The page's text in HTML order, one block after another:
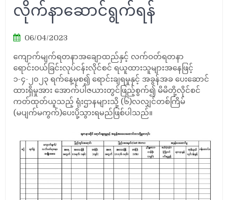
လိုက်နာဆောင်ရွက်ရန်
06/04/2023
ကျောက်မျက်ရတနာအချောထည်နှင့် လက်ဝတ်ရတနာ
ရောင်းဝယ်ခြင်းလုပ်ငန်းလိုင်စင် ရယူထားသူများအနေဖြင့်
၁-၄-၂၀၂၃ ရက်နေ့မှစ၍ ရောင်းချရမှုနှင့် အခွန်အခ ပေးဆောင်
ထားရှိမှုအား အောက်ပါဇယားတွင်ဖြည့်စွက်၍ မိမိတို့လိုင်စင်
ကတ်ထုတ်ယူသည့် ရုံးဌာနများသို့ (၆)လလျှင်တစ်ကြိမ်
(မပျက်မကွက်)ပေးပို့သွားရမည်ဖြစ်ပါသည်။